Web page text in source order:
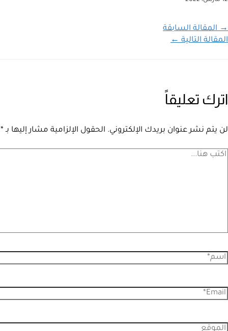
→المقالة السابقة
المقالة التالية←
اترك تعليقاً
لن يتم نشر عنوان بريدك الإلكتروني. الحقول الإلزامية مشار إليها بـ*